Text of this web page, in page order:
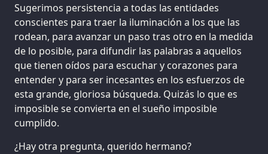
Sugerimos persistencia a todas las entidades
conscientes para traer la iluminación a los que las
rodean, para avanzar un paso tras otro en la medida
de lo posible, para difundir las palabras a aquellos
que tienen oídos para escuchar y corazones para
entender y para ser incesantes en los esfuerzos de
esta grande, gloriosa búsqueda. Quizás lo que es
imposible se convierta en el sueño imposible
cumplido.
¿Hay otra pregunta, querido hermano?